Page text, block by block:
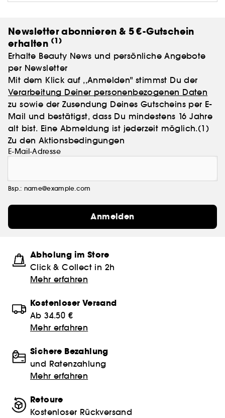
Newsletter abonnieren & 5 €-Gutschein
erhalten (1)
Erhalte Beauty News und persönliche Angebote
per Newsletter
Mit dem Klick auf ,,Anmelden" stimmst Du der
Verarbeitung Deiner personenbezogenen Daten
zu sowie der Zusendung Deines Gutscheins per E-
Mail und bestätigst, dass Du mindestens 16 Jahre
alt bist. Eine Abmeldung ist jederzeit möglich.(1)
Zu den Aktionsbedingungen
E-Mail-Adresse
Bsp.: name@example.com
Anmelden
Abholung im Store
Click & Collect in 2h
Mehr erfahren
Kostenloser Versand
Ab 34.50 €
Mehr erfahren
Sichere Bezahlung
und Ratenzahlung
Mehr erfahren
Retoure
Kostenloser Rückversand